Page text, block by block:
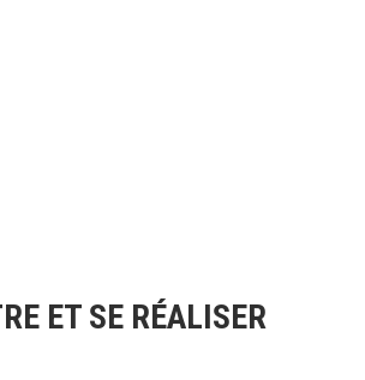
ET SE RÉALISER